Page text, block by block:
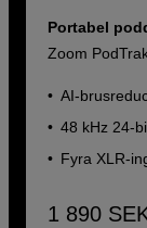
Portabel
Zoom
AI-
48 kHz 24-
Fyra XLR-
1 890